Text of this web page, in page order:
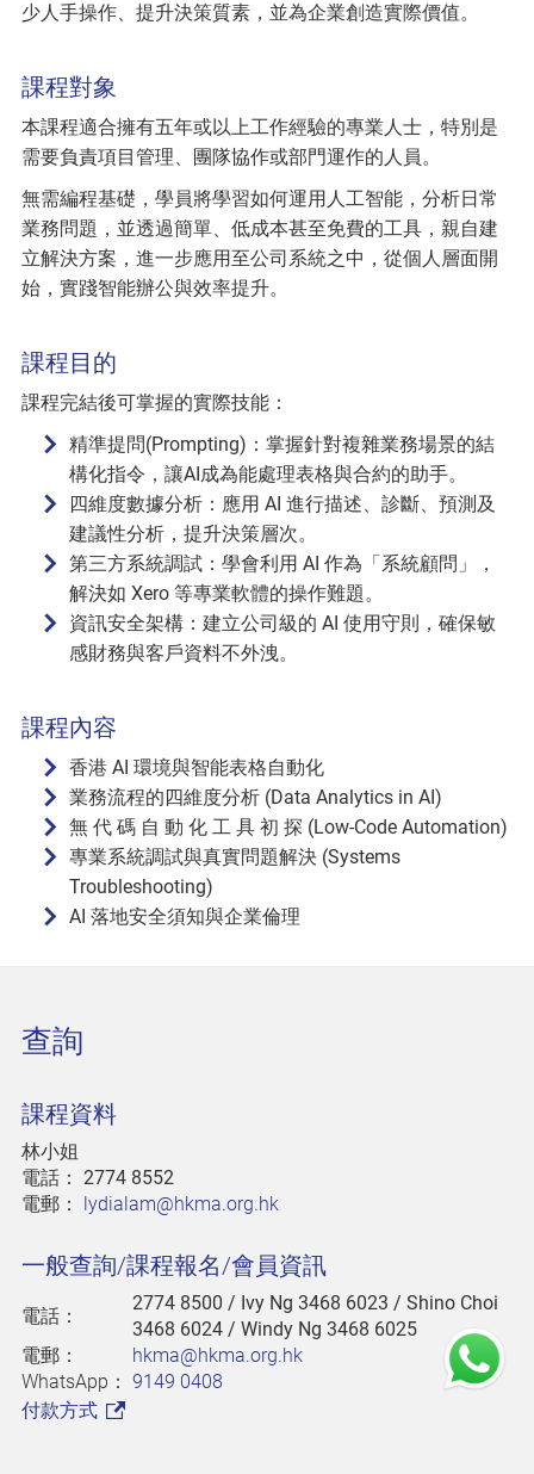
少人手操作、提升決策質素，並為企業創造實際價值。
課程對象
本課程適合擁有五年或以上工作經驗的專業人士，特別是
需要負責項目管理、團隊協作或部門運作的人員。
無需編程基礎，學員將學習如何運用人工智能，分析日常
業務問題，並透過簡單、低成本甚至免費的工具，親自建
立解決方案，進一步應用至公司系統之中，從個人層面開
始，實踐智能辦公與效率提升。
課程目的
課程完結後可掌握的實際技能：
精準提問(Prompting)：掌握針對複雜業務場景的結
構化指令，讓AI成為能處理表格與合約的助手。
四維度數據分析：應用 AI 進行描述、診斷、預測及
建議性分析，提升決策層次。
第三方系統調試：學會利用 AI 作為「系統顧問」，
解決如 Xero 等專業軟體的操作難題。
資訊安全架構：建立公司級的 AI 使用守則，確保敏
感財務與客戶資料不外洩。
課程內容
香港 AI 環境與智能表格自動化
業務流程的四維度分析 (Data Analytics in AI)
無 代 碼 自 動 化 工 具 初 探 (Low-Code Automation)
專業系統調試與真實問題解決 (Systems
Troubleshooting)
AI 落地安全須知與企業倫理
查詢
課程資料
林小姐
電話： 2774 8552
電郵： lydialam@hkma.org.hk
一般查詢/課程報名/會員資訊
電話：
2774 8500 / Ivy Ng 3468 6023 / Shino Choi
3468 6024 / Windy Ng 3468 6025
電郵：
hkma@hkma.org.hk
WhatsApp： 9149 0408
付款方式